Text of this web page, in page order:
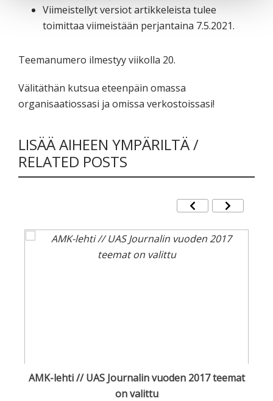
Viimeistellyt versiot artikkeleista tulee
toimittaa viimeistään perjantaina 7.5.2021.
Teemanumero ilmestyy viikolla 20.
Välitäthän kutsua eteenpäin omassa
organisaatiossasi ja omissa verkostoissasi!
LISÄÄ AIHEEN YMPÄRILTÄ /
RELATED POSTS
AMK-lehti // UAS Journalin vuoden 2017 teemat
on valittu